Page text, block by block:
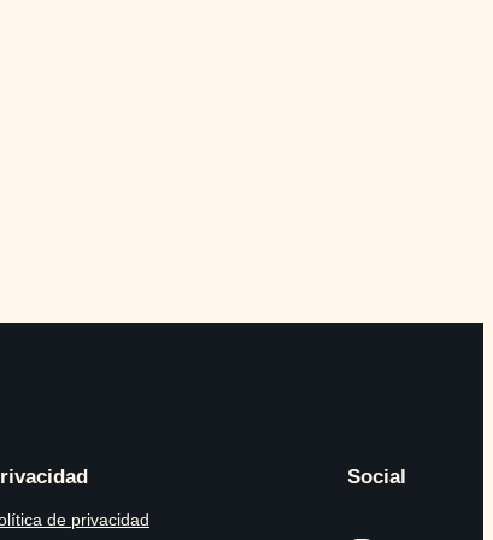
de privacidad
Social